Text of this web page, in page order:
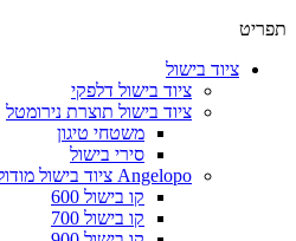
תפריט
ציוד בישול
ציוד בישול דלפקי
ציוד בישול תוצרת נירומטל
משטחי טיגון
סירי בישול
Angelopo ציוד בישול מודולרי
קו בישול 600
קו בישול 700